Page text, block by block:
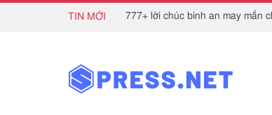
TIN MỚI 777+ lời chúc bình an may mắn